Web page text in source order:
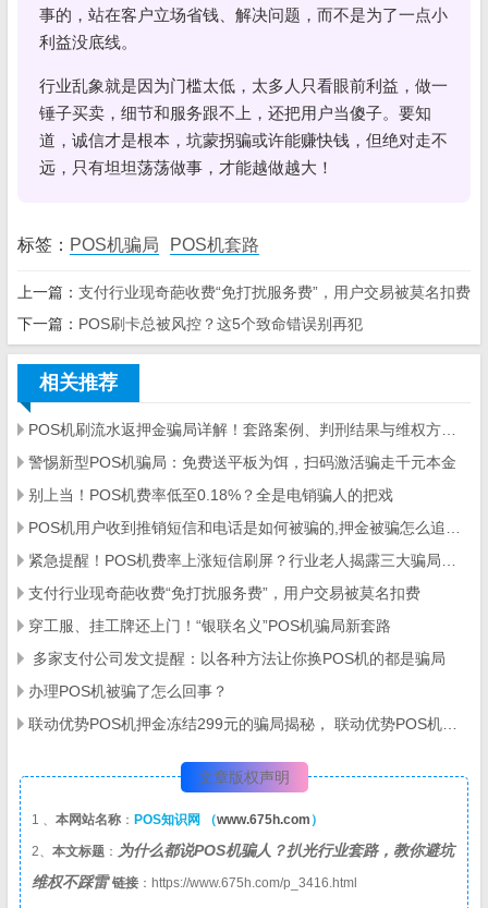
事的，站在客户立场省钱、解决问题，而不是为了一点小
利益没底线。
行业乱象就是因为门槛太低，太多人只看眼前利益，做一
锤子买卖，细节和服务跟不上，还把用户当傻子。要知
道，诚信才是根本，坑蒙拐骗或许能赚快钱，但绝对走不
远，只有坦坦荡荡做事，才能越做越大！
标签： POS机骗局 POS机套路
上一篇： 支付行业现奇葩收费“免打扰服务费”，用户交易被莫名扣费
下一篇： POS刷卡总被风控？这5个致命错误别再犯
相关推荐
警惕新型POS机骗局：免费送平板为饵，扫码激活骗走千元本金
别上当！POS机费率低至0.18%？全是电销骗人的把戏
支付行业现奇葩收费“免打扰服务费”，用户交易被莫名扣费
穿工服、挂工牌还上门！“银联名义”POS机骗局新套路
​ 多家支付公司发文提醒：以各种方法让你换POS机的都是骗局
办理POS机被骗了怎么回事？
文章版权声明
1 、 本网站名称 ： POS知识网 （www.675h.com ）
2、 本文标题 ： 为什么都说POS机骗人？扒光行业套路，教你避坑
维权不踩雷链接 ：https://www.675h.com/p_3416.html